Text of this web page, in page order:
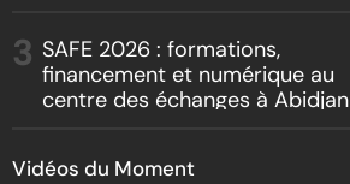
SAFE 2026 : formations,
financement et numérique au
centre des échanges à Abidjan
Vidéos du Moment